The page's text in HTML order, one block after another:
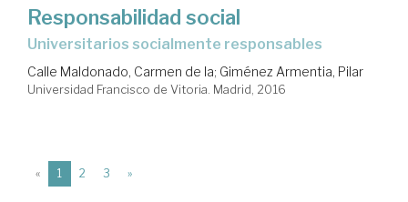
Responsabilidad social
universitarios socialmente responsables
Calle Maldonado, Carmen de la; Giménez Armentia, Pilar
Universidad Francisco de Vitoria. Madrid, 2016
« 1 (current)
2 3 »